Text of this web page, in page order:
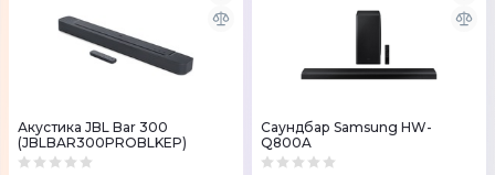
Акустика JBL Bar 300
(JBLBAR300PROBLKEP)
Саундбар Samsung HW-
Q800A